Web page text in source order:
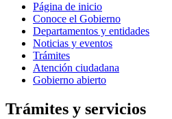
Página de inicio
Conoce el Gobierno
Departamentos y entidades
Noticias y eventos
Trámites
Atención ciudadana
Gobierno abierto
Trámites y servicios